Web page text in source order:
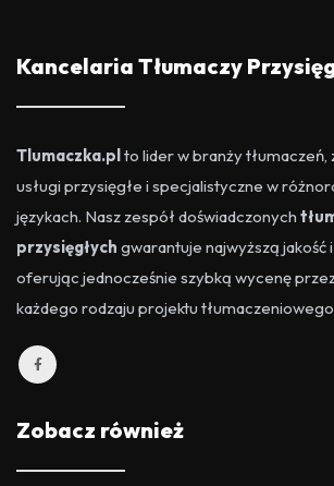
Kancelaria Tłumaczy
Tlumaczka.plto lider w branży
usługi przysięgłe i specjalistyczne w
językach. Nasz zespół doświadczonych
przysięgłych gwarantuje najwyższą jakość
oferując jednocześnie szybką wycenę
każdego rodzaju projektu
Zobacz również